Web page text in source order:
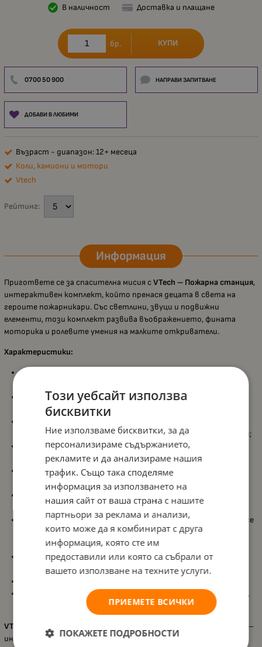
В наличност Доставка и плащане
бр. КУПИ
0700 50 900 НАПРАВИ ЗАПИТВАНЕ
ДОБАВИ В ЛЮБИМИ
Възраст - диапазон: 12+ месеца
Коли, камиони и мотори
Vtech
Рейтинг:
Информация
Пригответе се за спасителна мисия сVTech – Пожарна станция,
интерактивен комплект, който пренася децата в света на
героите пожарникари. Със светлини, звуци и подвижни
елементи, този комплект развива въображението, фината
моторика и ролевите умения на малките откриватели.
Характеристики:
Подходящ за деца над 1 година
Интерактивна пожарна станция с реалистични детайли и
функции;
пожарната кола и активират забавни фрази, звуци и песни;
Включена пожарна кола Toot-Toot, която възпроизвежда
мелодии и говори, когато се движи по пистата;
Спираловидна рампа и подемник, които осигуряват
разнообразна игра и движение по различни маршрути;
Дебел лост за промяна на посоката на пистата
насърчава координацията и логическото мислене;
Манипулативни функции, като въртящ се флаг, въртяща се
врата на пожарната, обръщащ се надолу огън и горивна
Играчката е съвместима с всички комплекти от серията
Toot-Toot Drivers®, за още повече възможности за игра;
Изработена от безопасни и висококачествени материали ,
подходящи за малки деца.
VTech – Пожарна станция
е идеалният избор за малките герои –
интерактивна и образователна играчка, която съчетава
Този уебсайт използва
бисквитки
Ние използваме бисквитки, за да
персонализираме съдържанието,
рекламите и да анализираме нашия
трафик. Също така споделяме
информация за използването на
нашия сайт от ваша страна с нашите
партньори за реклама и анализи,
които може да я комбинират с друга
информация, която сте им
предоставили или която са събрали от
вашето използване на техните услуги.
ПРИЕМЕТЕ ВСИЧКИ
ПОКАЖЕТЕ ПОДРОБНОСТИ